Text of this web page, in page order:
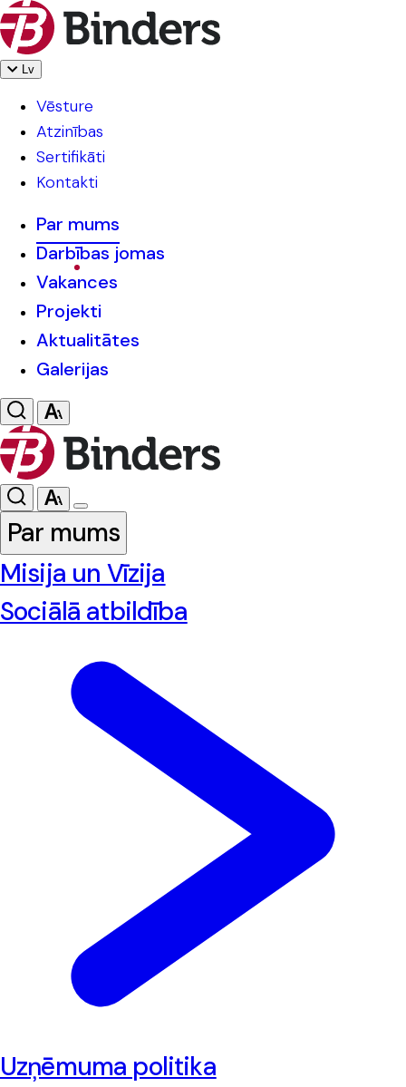
Lv
Vēsture
Atzinības
Sertifikāti
Kontakti
Par mums
Darbības jomas
Vakances
Projekti
Aktualitātes
Galerijas
Par mums
Misija un Vīzija
Sociālā atbildība
Uzņēmuma politika